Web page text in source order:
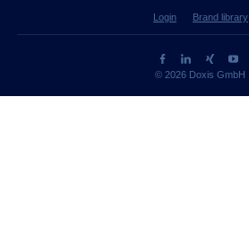
Login Brand library
© 2026 Doxis GmbH